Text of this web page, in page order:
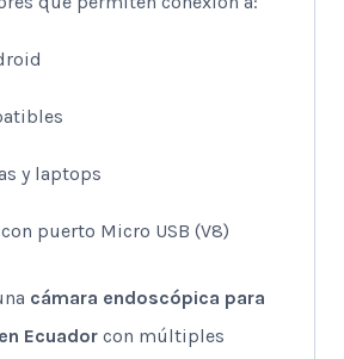
y laptops
puerto Micro USB (V8)
cámara endoscópica para
Ecuador con múltiples